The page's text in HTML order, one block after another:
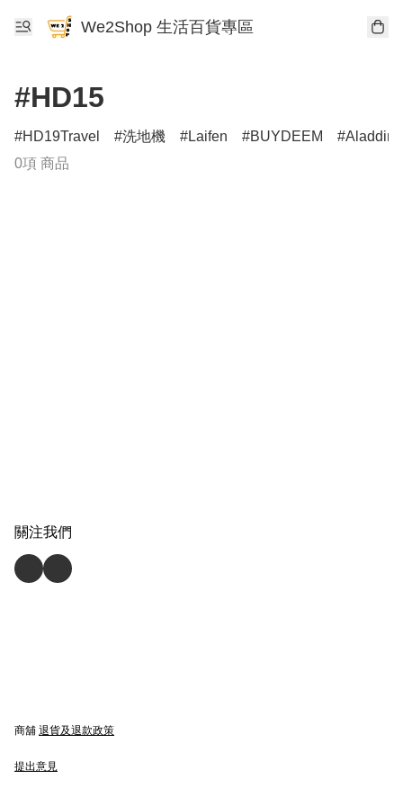
We2Shop 生活百貨專區
#HD15
HD19Travel 洗地機 Laifen BUYDEEM
Aladdin
0項 商品
關注我們
商舖 退貨及退款政策
提出意見